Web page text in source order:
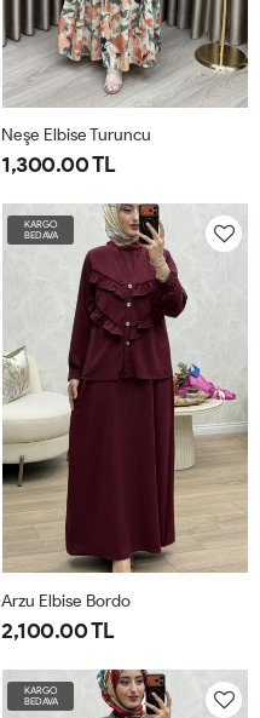
1-
4042
2-
4446
3-
4850
4-
5254
Neşe Elbise Turuncu
1,300.00 TL
KARGO
BEDAVA
1-
4042
2-
4446
3-
4850
4-
5254
Arzu Elbise Bordo
2,100.00 TL
KARGO
BEDAVA